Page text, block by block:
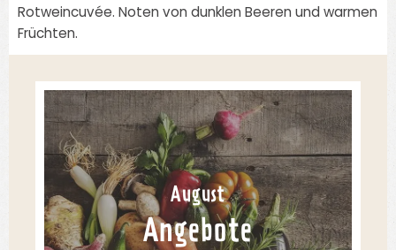
Rotweincuvée. Noten von dunklen Beeren und warmen
Früchten.
August
Angebote